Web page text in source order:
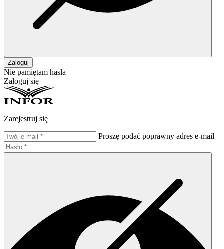
Zaloguj
Nie pamiętam hasła
Zaloguj się
Zarejestruj się
Proszę podać poprawny adres e-mail